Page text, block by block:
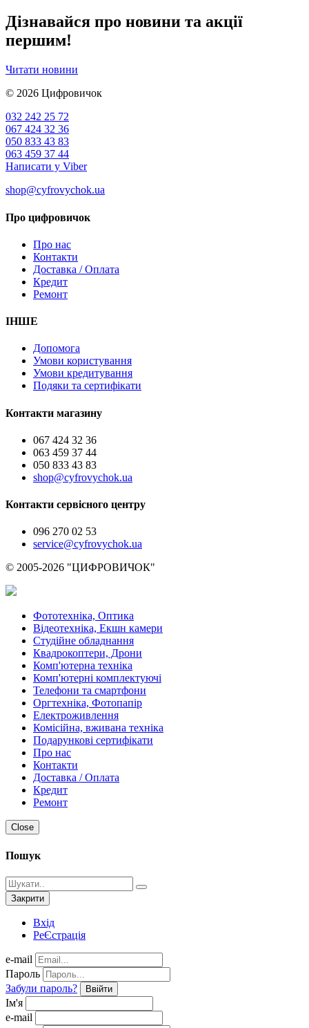
Дізнавайся про новини та акції
першим!
Читати новини
© 2026 Цифровичок
032 242 25 72
067 424 32 36
050 833 43 83
063 459 37 44
Написати у Viber
shop@cyfrovychok.ua
Про цифровичок
Про нас
Контакти
Доставка / Оплата
Кредит
Ремонт
ІНШЕ
Допомога
Умови користування
Умови кредитування
Подяки та сертифікати
Контакти магазину
067 424 32 36
063 459 37 44
050 833 43 83
shop@cyfrovychok.ua
Контакти сервісного центру
096 270 02 53
service@cyfrovychok.ua
© 2005-2026 "ЦИФРОВИЧОК"
Фототехніка, Оптика
Відеотехніка, Екшн камери
Студійне обладнання
Квадрокоптери, Дрони
Комп'ютерна техніка
Комп'ютерні комплектуючі
Телефони та смартфони
Оргтехніка, Фотопапір
Електроживлення
Комісійна, вживана техніка
Подарункові сертифікати
Про нас
Контакти
Доставка / Оплата
Кредит
Ремонт
Close
Пошук
Закрити
Вхід
РеЄстрація
e-mail
Пароль
Забули пароль?
Ввійти
Ім'я
e-mail